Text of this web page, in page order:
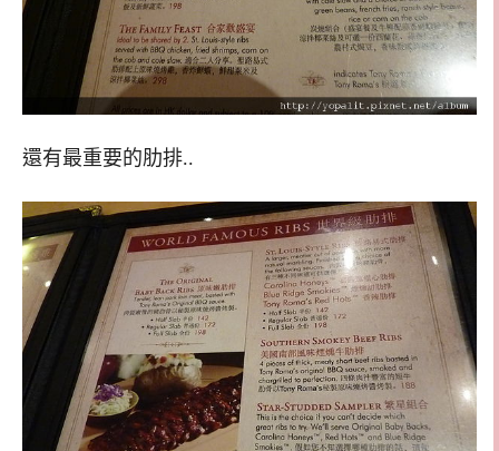
還有最重要的肋排..